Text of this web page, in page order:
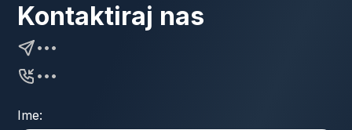
Kontaktiraj nas
•••
•••
Ime: